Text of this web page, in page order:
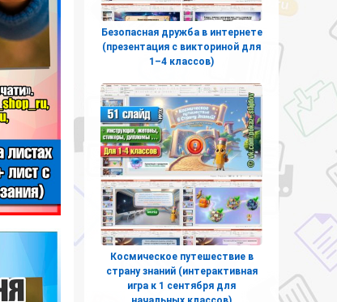
Безопасная дружба в интернете
(презентация с викториной для
1–4 классов)
Космическое путешествие в
страну знаний (интерактивная
игра к 1 сентября для